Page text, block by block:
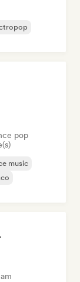
pop
music